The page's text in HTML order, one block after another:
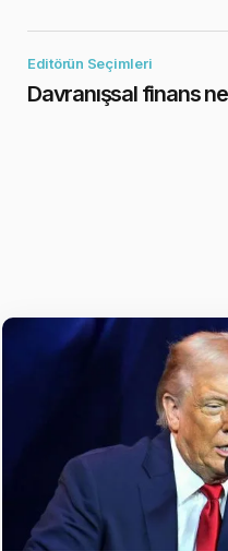
Editörün Seçimleri
Davranışsal finans